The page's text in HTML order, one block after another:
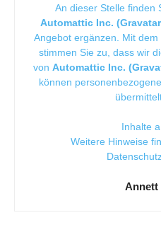
An dieser Stelle finden
Automattic Inc.
Angebot ergänzen. Mit
stimmen Sie zu, dass wir
von Automattic Inc.
können
Inhalte
Weitere Hinweise
Annett